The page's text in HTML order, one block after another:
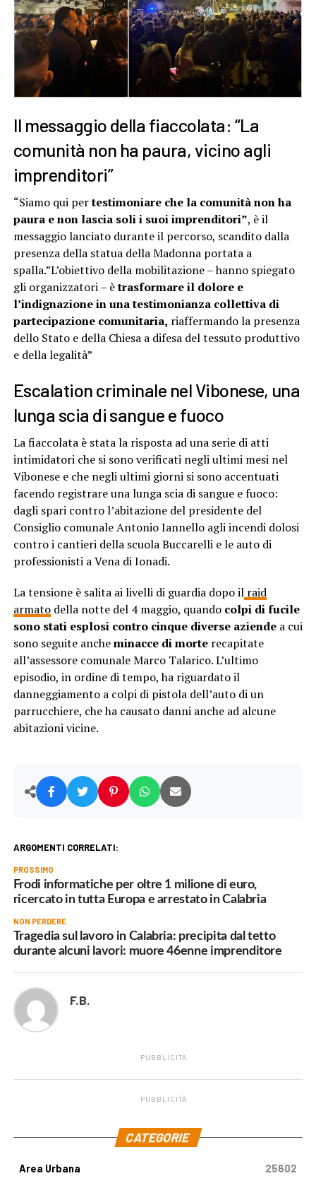
Il messaggio della fiaccolata: “La
comunità non ha paura, vicino agli
imprenditori”
“Siamo qui pertestimoniare che la comunità non ha
paura e non lascia soli i suoi imprenditori”, è il
messaggio lanciato durante il percorso, scandito dalla
presenza della statua della Madonna portata a
spalla.”L’obiettivo della mobilitazione – hanno spiegato
gli organizzatori – ètrasformare il dolore e
l’indignazione in una testimonianza collettiva di
partecipazione comunitaria, riaffermando la presenza
dello Stato e della Chiesa a difesa del tessuto produttivo
e della legalità”
Escalation criminale nel Vibonese, una
lunga scia di sangue e fuoco
La fiaccolata è stata la risposta ad una serie di atti
intimidatori che si sono verificati negli ultimi mesi nel
Vibonese e che negli ultimi giorni si sono accentuati
facendo registrare una lunga scia di sangue e fuoco:
dagli spari contro l’abitazione del presidente del
Consiglio comunale Antonio Iannello agli incendi dolosi
contro i cantieri della scuola Buccarelli e le auto di
professionisti a Vena di Ionadi.
La tensione è salita ai livelli di guardia dopo ilraid
armatodella notte del 4 maggio, quandocolpi di fucile
sono stati esplosi contro cinque diverse aziendea cui
sono seguite ancheminacce di morterecapitate
all’assessore comunale Marco Talarico. L’ultimo
episodio, in ordine di tempo, ha riguardato il
danneggiamento a colpi di pistola dell’auto di un
parrucchiere, che ha causato danni anche ad alcune
abitazioni vicine.
ARGOMENTI CORRELATI:
PROSSIMO
Frodi informatiche per oltre 1 milione di euro,
ricercato in tutta Europa e arrestato in Calabria
NON PERDERE
Tragedia sul lavoro in Calabria: precipita dal tetto
durante alcuni lavori: muore 46enne imprenditore
F.B.
PUBBLICITÀ
PUBBLICITÀ
CATEGORIE
Area Urbana
25602